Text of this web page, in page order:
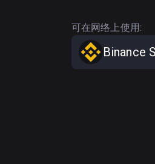
可在网络上使用:
Binance